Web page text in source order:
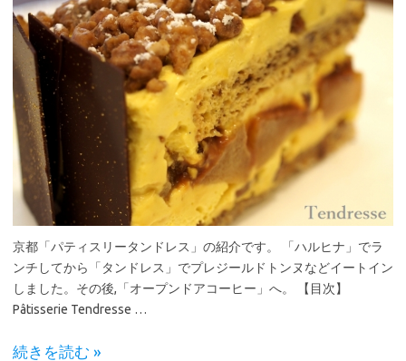
京都「パティスリータンドレス」の紹介です。 「ハルヒナ」でラ
ンチしてから「タンドレス」でプレジールドトンヌなどイートイン
しました。その後,「オープンドアコーヒー」へ。 【目次】
Pâtisserie Tendresse …
続きを読む »